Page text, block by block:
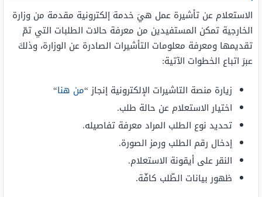
الاستعلام عن تأشيرة عمل هيَ خدمة إلكترونية مقدمة من وزارة
الخارجية تمكن المستفيدين من معرفة حالات الطلبات التي تمّ
تقديمها ومعرفة معلومات التأشيرات الصادرة عن الوزارة، وذلكَ
عبرَ اتباع الخطوات الآتية:
زيارة منصة التاشيرات الإلكترونية إنجاز “من هنا“
اختيار الاستعلام عن حالة طلب.
تحديد نوع الطلب المراد معرفة تفاصيله.
إدخال رقم الطلب ورمز الصورة.
النقر على أيقونة الاستعلام.
ظهور بيانات الطّلب كافّة.